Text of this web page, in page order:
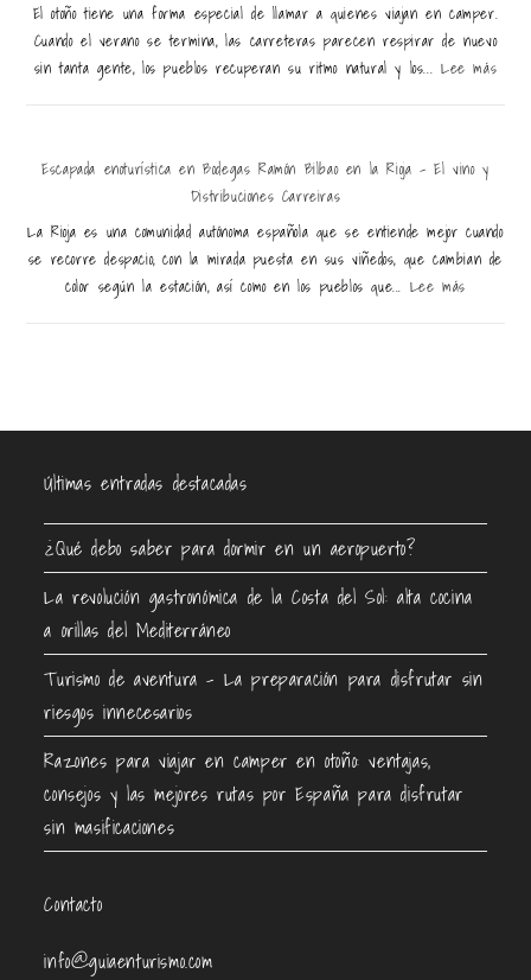
El otoño tiene una forma especial de llamar a quienes viajan en camper.
Cuando el verano se termina, las carreteras parecen respirar de nuevo
sin tanta gente, los pueblos recuperan su ritmo natural y los... Lee más
Escapada enoturística en Bodegas Ramón Bilbao en la Rioja – El vino y
Distribuciones Carreiras
La Rioja es una comunidad autónoma española que se entiende mejor cuando
se recorre despacio, con la mirada puesta en sus viñedos, que cambian de
color según la estación, así como en los pueblos que... Lee más
Últimas entradas destacadas
¿Qué debo saber para dormir en un aeropuerto?
La revolución gastronómica de la Costa del Sol: alta cocina
a orillas del Mediterráneo
Turismo de aventura – La preparación para disfrutar sin
riesgos innecesarios
Razones para viajar en camper en otoño: ventajas,
consejos y las mejores rutas por España para disfrutar
sin masificaciones
Contacto
info@guiaenturismo.com